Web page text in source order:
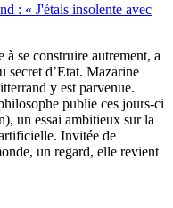
: « J'étais insolente avec
se construire autrement, a
secret d’Etat. Mazarine
y est parvenue.
publie ces jours-ci
un essai ambitieux sur la
Invitée de
un regard, elle revient